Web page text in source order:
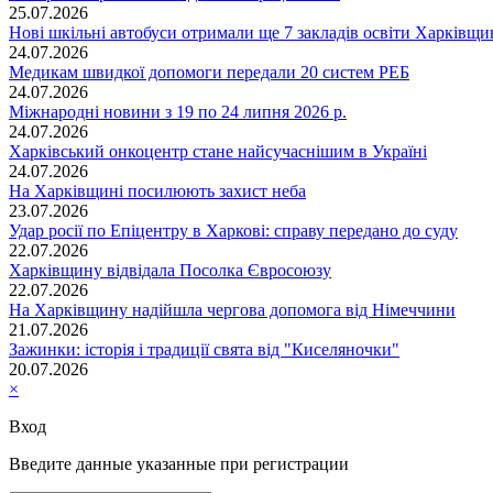
25.07.2026
Нові шкільні автобуси отримали ще 7 закладів освіти
24.07.2026
Медикам швидкої допомоги передали 20 систем РЕБ
24.07.2026
Міжнародні новини з 19 по 24 липня 2026 р.
24.07.2026
Харківський онкоцентр стане найсучаснішим в Україні
24.07.2026
На Харківщині посилюють захист неба
23.07.2026
Удар росії по Епіцентру в Харкові: справу передано до суду
22.07.2026
Харківщину відвідала Посолка Євросоюзу
22.07.2026
На Харківщину надійшла чергова допомога від Німеччини
21.07.2026
Зажинки: історія і традиції свята від "Киселяночки"
20.07.2026
×
Вход
Введите данные указанные при регистрации